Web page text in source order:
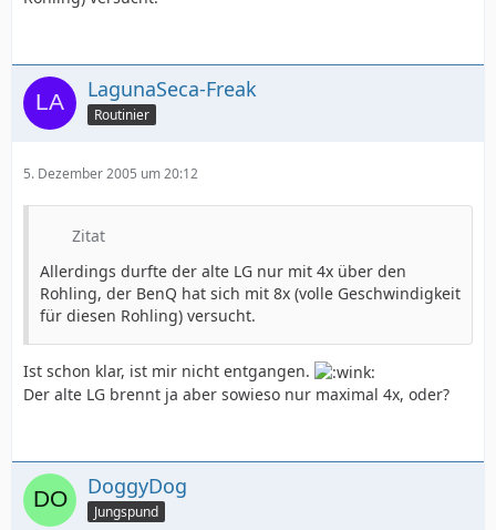
LagunaSeca-Freak
Routinier
5. Dezember 2005 um 20:12
Zitat
Allerdings durfte der alte LG nur mit 4x über den
Rohling, der BenQ hat sich mit 8x (volle Geschwindigkeit
für diesen Rohling) versucht.
Ist schon klar, ist mir nicht entgangen.
Der alte LG brennt ja aber sowieso nur maximal 4x, oder?
DoggyDog
Jungspund